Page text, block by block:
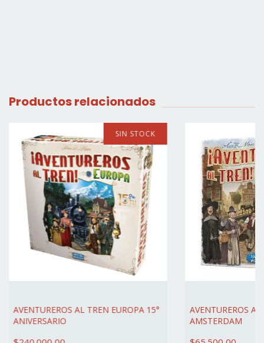
Productos relacionados
SIN STOCK
AVENTUREROS AL TREN EUROPA 15°
ANIVERSARIO
AVENTUREROS AL
AMSTERDAM